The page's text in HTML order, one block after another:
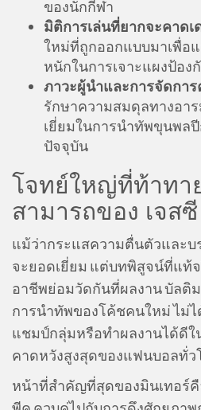
ของนักกีฬา
มิติการเล่นที่ยากจะคาดเ
ใหม่ที่ถูกออกแบบมาเพื่อ
หนักในการเจาะแผงป้อง
ภาวะผู้นำและการจัดกา
รักษาความสมดุลทางอา
เยี่ยมในการนำทัพขุนพล
ปัจจุบัน
โจทย์ใหญ่ที่ท้าทา
สามารถของ เจส
แม้ว่ากระแสความตื่นตัวและ
จะยอดเยี่ยม แต่บทพิสูจน์ที่แท้
อาชีพย่อมวัดกันที่ผลงาน บัลติม
การนำทัพของโค้ชคนใหม่ ไม่
แชมป์กลุ่มหรือทำผลงานได้ดี
คาดหวังสูงสุดของแฟนบอลทั่
หน้าที่สำคัญที่สุดของมินเทอร์